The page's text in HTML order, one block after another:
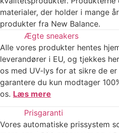
materialer, der holder i mange
produkter fra New Balance.
Ægte sneakers
Alle vores produkter hentes
leverandører i EU, og tjekkes
os med UV-lys for at sikre de
garantere du kun modtager
os. Læs mere
Prisgaranti
Vores automatiske prissystem